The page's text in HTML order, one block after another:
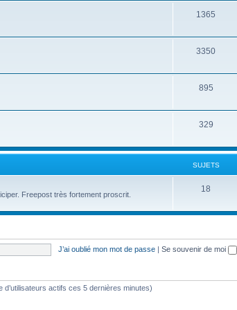
1365
3350
895
329
SUJETS
Freepost très fortement proscrit.
18
J’ai oublié mon mot de passe | Se souvenir de moi
d’utilisateurs actifs ces 5 dernières minutes)